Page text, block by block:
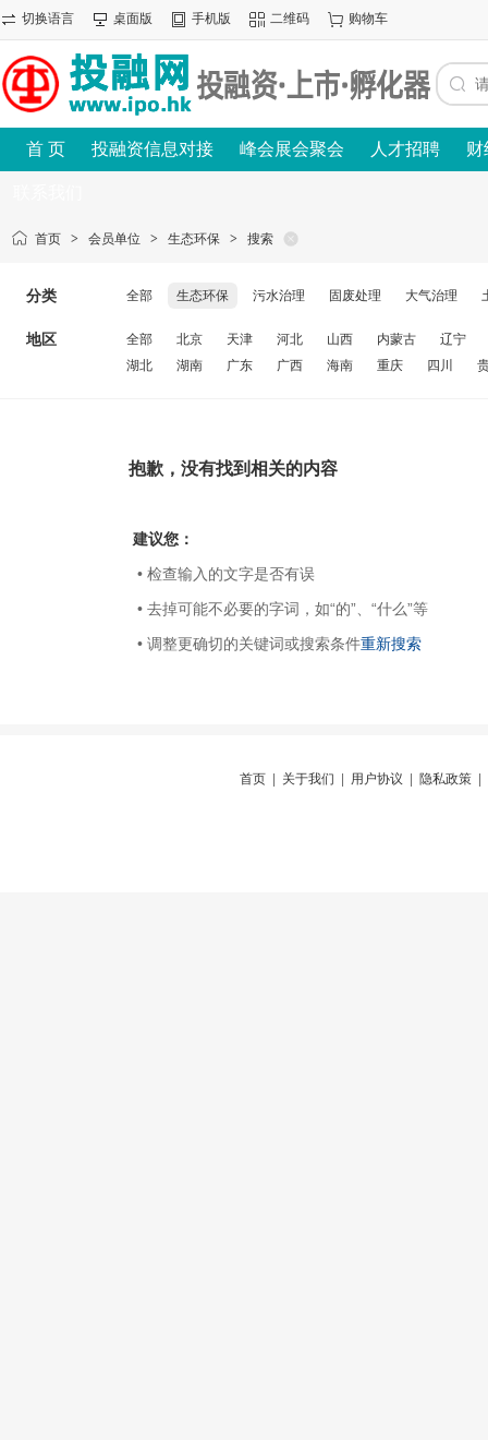
切换语言 桌面版 手机版 二维码 购物车
首 页 投融资信息对接 峰会展会聚会 人才招聘 财
首页 > 会员单位 > 生态环保 > 搜索
分类 全部 生态环保 污水治理 固废处理 大气治理
地区 全部 北京 天津 河北 山西 内蒙古
辽宁
湖北
湖南 广东 广西 海南 重庆 四川
抱歉，没有找到相关的内容
建议您：
• 检查输入的文字是否有误
• 去掉可能不必要的字词，如“的”、“什么”等
• 调整更确切的关键词或搜索条件重新搜索
首页 关于我们 用户协议 隐私政策